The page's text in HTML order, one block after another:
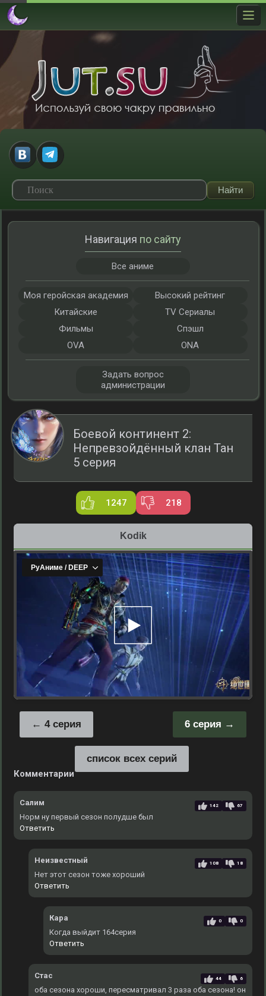
Боевой континент 2:
Непревзойдённый клан Тан
5 серия
1247 218
Kodik
6 серия
4 серия
список всех серий
Комментарии
Салим 142 67
Норм ну первый сезон полудше был
Ответить
Неизвестный 108 18
Нет этот сезон тоже хороший
Ответить
Кара 0 0
Когда выйдит 164серия
Ответить
Стас 44 6
оба сезона хороши, пересматривал 3 раза оба сезона! он
Навигация по сайту
Все аниме
Моя геройская академия
Высокий рейтинг
Китайские
TV Сериалы
Фильмы
Спэшл
OVA
ONA
Задать вопрос
администрации